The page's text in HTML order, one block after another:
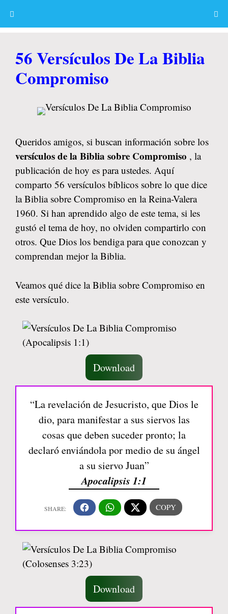
56 Versículos De La Biblia
Compromiso
Queridos amigos, si buscan información sobre los
versículos de la Biblia sobre Compromiso , la
publicación de hoy es para ustedes. Aquí
comparto 56 versículos bíblicos sobre lo que dice
la Biblia sobre Compromiso en la Reina-Valera
1960. Si han aprendido algo de este tema, si les
gustó el tema de hoy, no olviden compartirlo con
otros. Que Dios los bendiga para que conozcan y
comprendan mejor la Biblia.
Veamos qué dice la Biblia sobre Compromiso en
este versículo.
Download
“La revelación de Jesucristo, que Dios le
dio, para manifestar a sus siervos las
cosas que deben suceder pronto; la
declaró enviándola por medio de su ángel
a su siervo Juan”
Apocalipsis 1:1
Download